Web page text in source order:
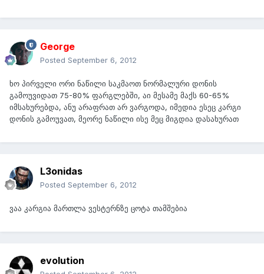
George
Posted September 6, 2012
ხო პირველი ორი ნაწილი საკმაოთ ნორმალური დონის
გამოუვიდათ 75-80% ფარგლებში, აი მესამე მაქს 60-65%
იმსახურებდა, ანუ არაფრათ არ ვარგოდა, იმედია ესეც კარგი
დონის გამოუვათ, მეორე ნაწილი ისე მეც მიგდია დასახურათ
L3onidas
Posted September 6, 2012
ვაა კარგია მართლა ვესტერნზე ცოტა თამშებია
evolution